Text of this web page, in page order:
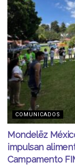
COMUNICADOS
Mondelēz
impulsan
Campamento